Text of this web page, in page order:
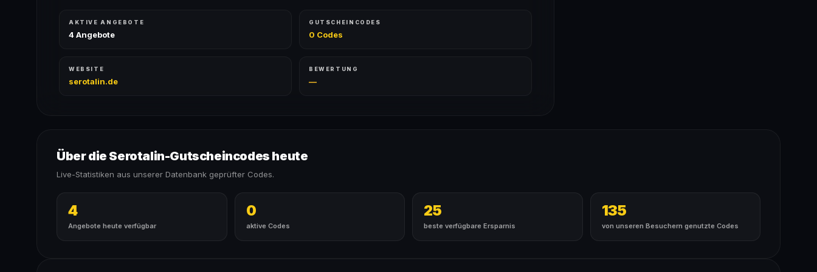
AKTIVE ANGEBOTE
4 Angebote
GUTSCHEINCODES
0 Codes
WEBSITE
serotalin.de
BEWERTUNG
—
Über die Serotalin-Gutscheincodes heute
Live-Statistiken aus unserer Datenbank geprüfter Codes.
4
Angebote heute verfügbar
0
aktive Codes
25
beste verfügbare Ersparnis
135
von unseren Besuchern genutzte Codes